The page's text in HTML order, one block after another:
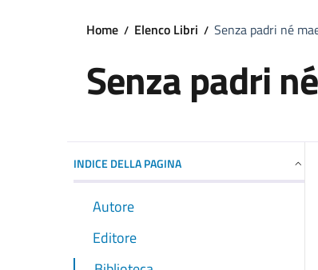
Home Elenco Libri Senza padri né
Senza padri
INDICE DELLA PAGINA
Autore
Editore